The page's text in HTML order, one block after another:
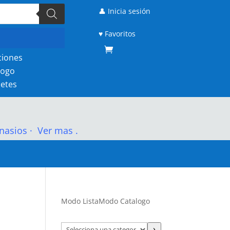
👤 Inicia sesión
♥ Favoritos
· Ver mas .
Modo ListaModo Catalogo
Selecciona